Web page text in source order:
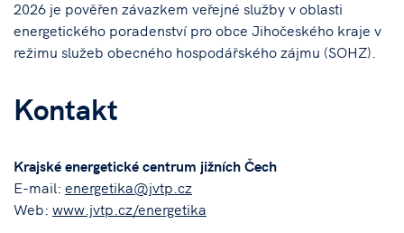
2026 je pověřen závazkem veřejné služby v oblasti
energetického poradenství pro obce Jihočeského kraje v
režimu služeb obecného hospodářského zájmu (SOHZ).
Kontakt
Krajské energetické centrum jižních Čech
E-mail: energetika@jvtp.cz
Web: www.jvtp.cz/energetika